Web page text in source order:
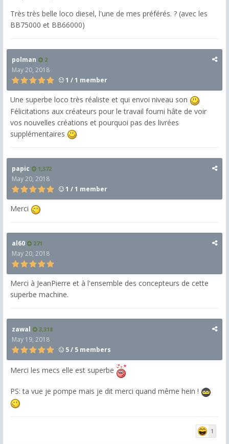
Très très belle loco diesel, l'une de mes préférés. ? (avec les
BB75000 et BB66000)
polman 2
May 20, 2018
1 / 1 member
Une superbe loco très réaliste et qui envoi niveau son
Félicitations aux créateurs pour le travail fourni hâte de voir
vos nouvelles créations et pourquoi pas des livrées
supplémentaires
papic 1,372
May 20, 2018
1 / 1 member
Merci
al60 271
May 20, 2018
Merci à JeanPierre et à l'ensemble des concepteurs de cette
superbe machine.
zawal 3,318
May 19, 2018
5 / 5 members
Merci les mecs elle est superbe
PS: ta vue je pompe mais je dit merci quand même hein !
1